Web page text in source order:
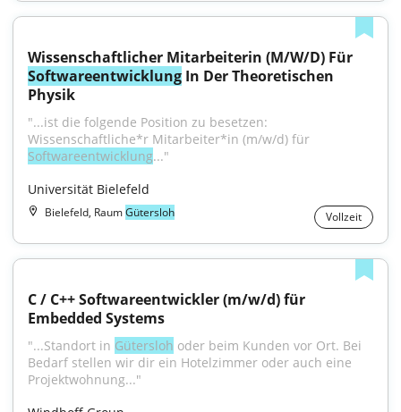
Softwareentwicklung In Der Theoretischen
Physik
"...ist die folgende Position zu besetzen:
Softwareentwicklung..."
Universität Bielefeld
Bielefeld, RaumGütersloh Vollzeit
C / C++ Softwareentwickler (m/w/d) für
Embedded Systems
"...Standort in Gütersloh oder beim Kunden vor Ort. Bei
Bedarf stellen wir dir ein Hotelzimmer oder auch eine
Projektwohnung..."